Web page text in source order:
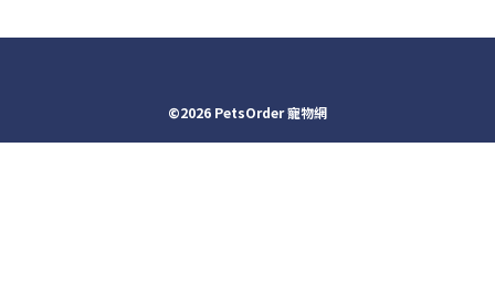
©2026 PetsOrder 寵物網